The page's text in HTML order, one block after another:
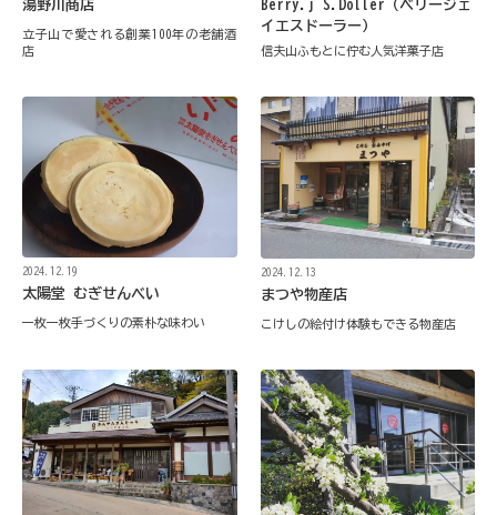
湯野川商店
立子山で愛される創業100年の老舗酒
店
Berry.j S.Doller（ベリージェ
イエスドーラー）
信夫山ふもとに佇む人気洋菓子店
2024.12.19
太陽堂 むぎせんべい
一枚一枚手づくりの素朴な味わい
2024.12.13
まつや物産店
こけしの絵付け体験もできる物産店